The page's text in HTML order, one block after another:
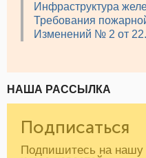
Инфраструктура
Требования
Изменений № 2 от
НАША РАССЫЛКА
Подписаться
Подпишитесь на